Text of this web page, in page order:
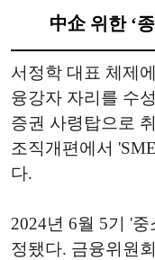
中企 위한 ‘
서정학 대표 체제
융강자 자리를 수
증권 사령탑으로
조직개편에서
다.
2024년 6월 5기 '
정됐다. 금융위원